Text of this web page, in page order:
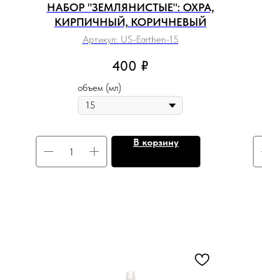
НАБОР "ЗЕМЛЯНИСТЫЕ": ОХРА,
КИРПИЧНЫЙ, КОРИЧНЕВЫЙ
Артикул: US-Earthen-15
400 ₽
объем (мл)
В корзину